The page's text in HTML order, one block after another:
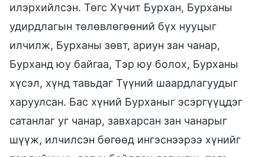
илэрхийлсэн. Төгс Хүчит Бурхан, Бурханы
удирдлагын төлөвлөгөөний бүх нууцыг
илчилж, Бурханы зөвт, ариун зан чанар,
Бурханд юу байгаа, Тэр юу болох, Бурханы
хүсэл, хүнд тавьдаг Түүний шаардлагуудыг
харуулсан. Бас хүний Бурханыг эсэргүүцдэг
сатанлаг уг чанар, завхарсан зан чанарыг
шүүж, илчилсэн бөгөөд ингэснээрээ хүнийг